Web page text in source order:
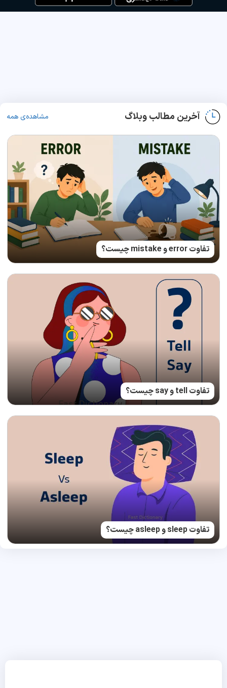
آخرین مطالب وبلاگ مشاهده‌ی همه
تفاوت error و mistake چیست؟
تفاوت tell و say چیست؟
تفاوت sleep و asleep چیست؟